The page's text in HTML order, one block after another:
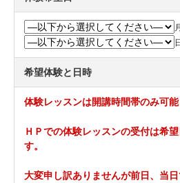
希望体験と日時
体験レッスンは開講時間帯のみ可能
ＨＰでの体験レッスンの受付は希
す。
大変申し訳ありませんが前日、当